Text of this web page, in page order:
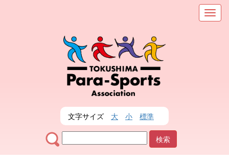
メ
ニ
文字サイズ 大 小 標準